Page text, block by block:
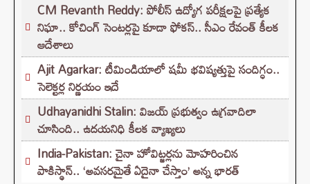
CM Revanth Reddy: పోలీస్ ఉద్యోగ పరీక్షలపై ప్రత్యేక
నిఘా.. కోచింగ్ సెంటర్లపై కూడా ఫోకస్.. సీఎం రేవంత్ కీలక
ఆదేశాలు
Ajit Agarkar: టీమిండియాలో షమీ భవిష్యత్తుపై సందిగ్ధం..
సెలెక్టర్ల నిర్ణయం ఇదే
Udhayanidhi Stalin: విజయ్ ప్రభుత్వం ఉగ్రవాదిలా
చూసింది.. ఉదయనిధి కీలక వ్యాఖ్యలు
India-Pakistan: చైనా హోవిట్జర్లను మోహరించిన
పాకిస్థాన్.. ‘అవసరమైతే ఏదైనా చేస్తాం’ అన్న భారత్